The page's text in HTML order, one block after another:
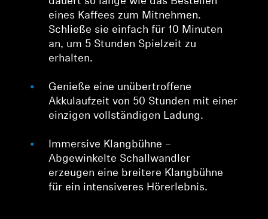
eines Kaffees zum Mitnehmen.
Schließe sie einfach für 10 Minuten
an, um 5 Stunden Spielzeit zu
erhalten.
Genieße eine unübertroffene
Akkulaufzeit von 50 Stunden mit einer
einzigen vollständigen Ladung.
Immersive Klangbühne –
Abgewinkelte Schallwandler
erzeugen eine breitere Klangbühne
für ein intensiveres Hörerlebnis.